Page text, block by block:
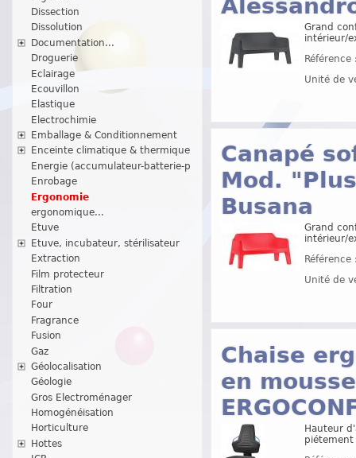
Dissection
Dissolution
Documentation...
Droguerie
Eclairage
Ecouvillon
Elastique
Electrochimie
Emballage & Conditionnement
Enceinte climatique & thermique
Energie (accumulateur-batterie-p
Enrobage
Ergonomie
ergonomique...
Etuve
Etuve, incubateur, stérilisateur
Extraction
Film protecteur
Filtration
Four
Fragrance
Fusion
Gaz
Géolocalisation
Géologie
Gros Electroménager
Homogénéisation
Horticulture
Hottes
Grand
intérieur/
Unité de
Canapé
Mod.
Busana
Grand
intérieur/
Unité de
Chaise
en
Hauteur
piétement